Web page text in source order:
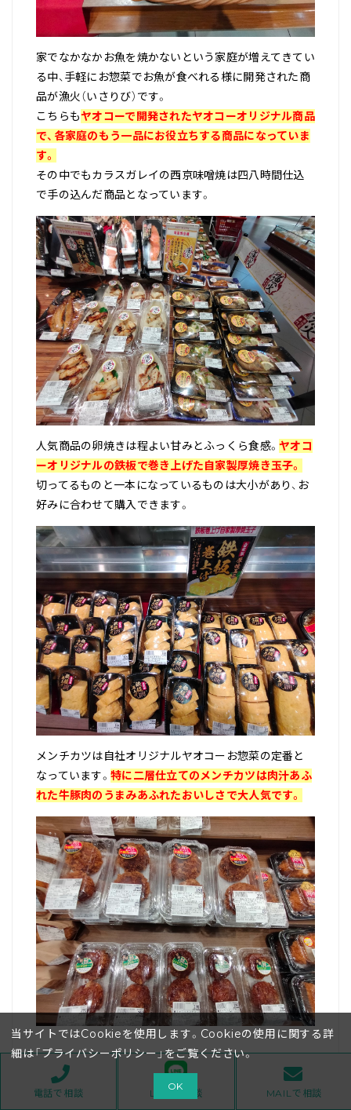
家でなかなかお魚を焼かないという家庭が増えてきてい
る中、手軽にお惣菜でお魚が食べれる様に開発された商
品が漁火（いさりび）です。
こちらもヤオコーで開発されたヤオコーオリジナル商品
で、各家庭のもう一品にお役立ちする商品になっていま
す。
その中でもカラスガレイの西京味噌焼は四八時間仕込
で手の込んだ商品となっています。
人気商品の卵焼きは程よい甘みとふっくら食感。ヤオコ
ーオリジナルの鉄板で巻き上げた自家製厚焼き玉子。
切ってるものと一本になっているものは大小があり、お
好みに合わせて購入できます。
メンチカツは自社オリジナルヤオコーお惣菜の定番と
なっています。 特に二層仕立てのメンチカツは肉汁あふ
れた牛豚肉のうまみあふれたおいしさで大人気です。
◆お寿司コーナー
電話で相談 LINEで相談 MAILで相談
当サイトではCookieを使用します。Cookieの使用に関する詳
細は「プライバシーポリシー」をご覧ください。
OK